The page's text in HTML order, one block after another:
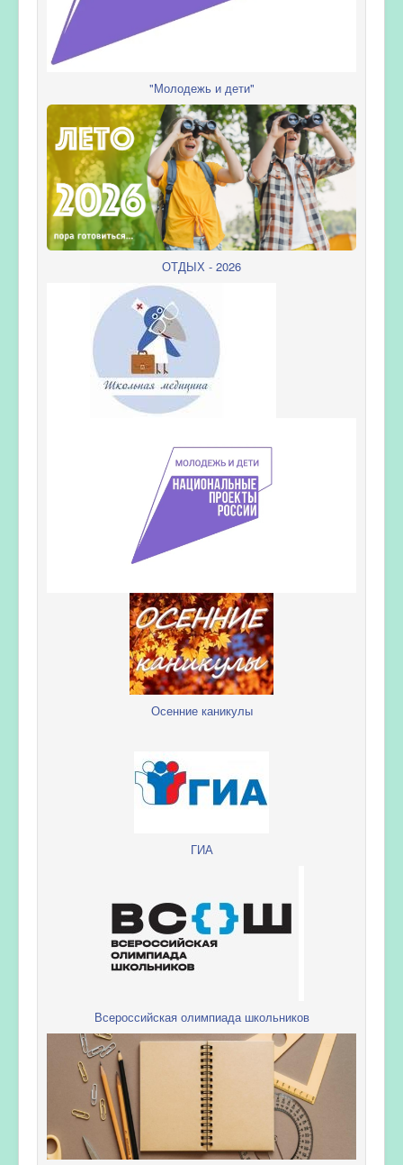
"Молодежь и дети"
ОТДЫХ - 2026
Осенние каникулы
ГИА
Всероссийская олимпиада школьников